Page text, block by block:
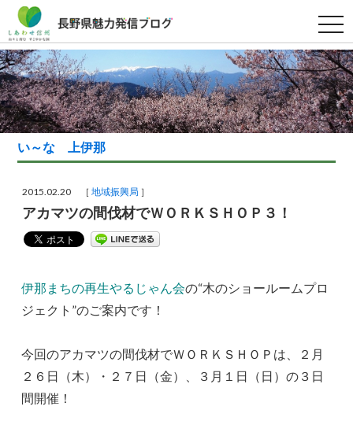
t
o
g
g
l
e
n
a
v
i
t
い～な 上伊那
2015.02.20 ［地域振興局 ］
アカマツの間伐材でＷＯＲＫＳＨＯＰ３！
伊那まちの再生やるじゃん会の“木のショールームプロ
ジェクト”のご案内です！
今回のアカマツの間伐材でＷＯＲＫＳＨＯＰは、２月
２６日（木）・２７日（金）、３月１日（日）の３日
間開催！